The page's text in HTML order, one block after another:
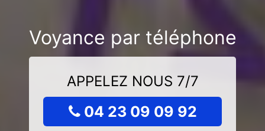
Voyance par téléphone
APPELEZ NOUS 7/7
04 23 09 09 92